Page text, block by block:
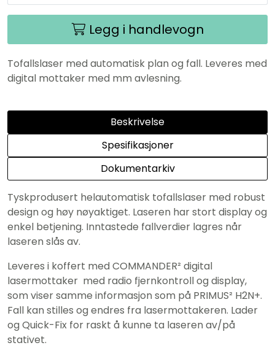
Legg i handlevogn
Tofallslaser med automatisk plan og fall. Leveres med
digital mottaker med mm avlesning.
Beskrivelse
Spesifikasjoner
Dokumentarkiv
Tyskprodusert helautomatisk tofallslaser med robust
design og høy nøyaktiget. Laseren har stort display og
enkel betjening. Inntastede fallverdier lagres når
laseren slås av.
Leveres i koffert med COMMANDER² digital
lasermottaker med radio fjernkontroll og display,
som viser samme informasjon som på PRIMUS² H2N+.
Fall kan stilles og endres fra lasermottakeren. Lader
og Quick-Fix for raskt å kunne ta laseren av/på
stativet.